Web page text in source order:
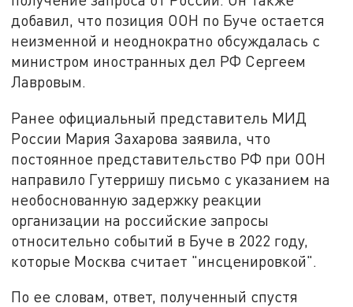
добавил, что позиция ООН по Буче остается
неизменной и неоднократно обсуждалась с
министром иностранных дел РФ Сергеем
Лавровым.
Ранее официальный представитель МИД
России Мария Захарова заявила, что
постоянное представительство РФ при ООН
направило Гутерришу письмо с указанием на
необоснованную задержку реакции
организации на российские запросы
относительно событий в Буче в 2022 году,
которые Москва считает "инсценировкой".
По ее словам, ответ, полученный спустя